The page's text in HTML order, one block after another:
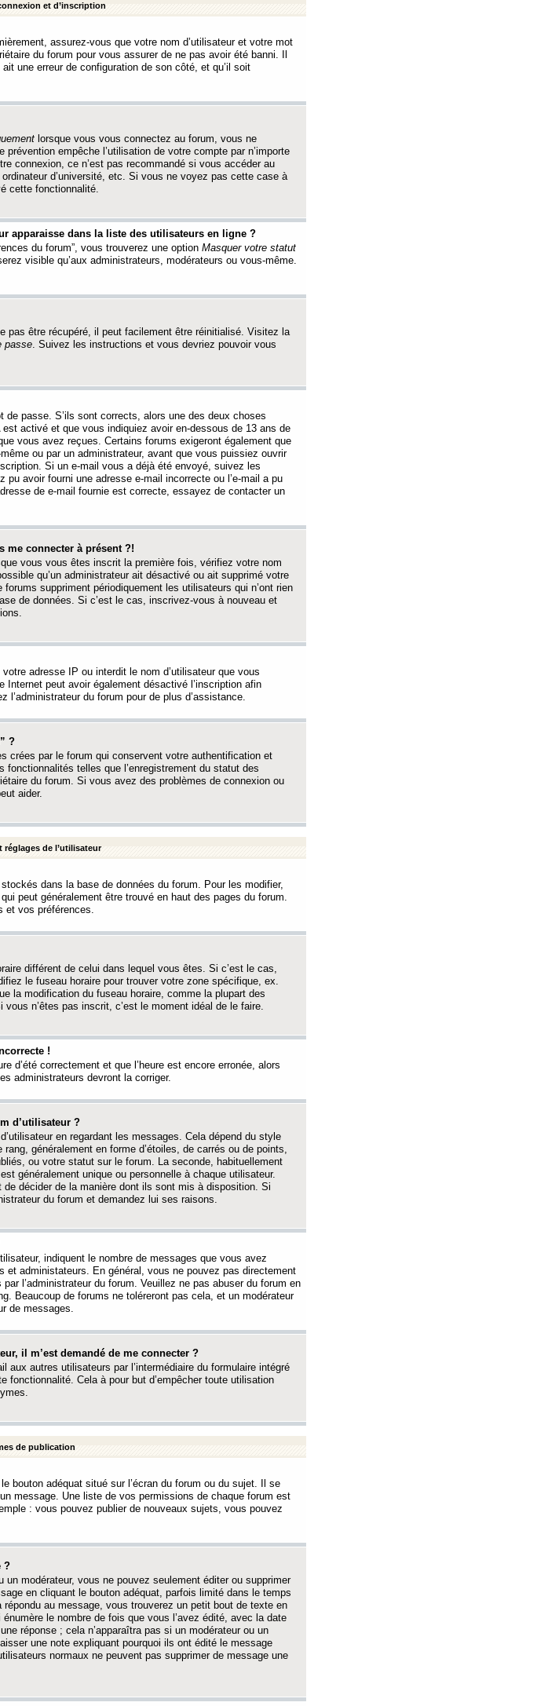
et d’inscription
assurez-vous que votre nom d’utilisateur et votre mot
du forum pour vous assurer de ne pas avoir été banni. Il
une erreur de configuration de son côté, et qu’il soit
lorsque vous vous connectez au forum, vous ne
empêche l’utilisation de votre compte par n’importe
connexion, ce n’est pas recommandé si vous accéder au
d’université, etc. Si vous ne voyez pas cette case à
cette fonctionnalité.
apparaisse dans la liste des utilisateurs en ligne ?
du forum”, vous trouverez une option Masquer votre statut
visible qu’aux administrateurs, modérateurs ou vous-même.
pas être récupéré, il peut facilement être réinitialisé. Visitez la
passe. Suivez les instructions et vous devriez pouvoir vous
de passe. S’ils sont corrects, alors une des deux choses
activé et que vous indiquiez avoir en-dessous de 13 ans de
vous avez reçues. Certains forums exigeront également que
ou par un administrateur, avant que vous puissiez ouvrir
Si un e-mail vous a déjà été envoyé, suivez les
avoir fourni une adresse e-mail incorrecte ou l’e-mail a pu
de e-mail fournie est correcte, essayez de contacter un
me connecter à présent ?!
vous vous êtes inscrit la première fois, vérifiez votre nom
qu’un administrateur ait désactivé ou ait supprimé votre
suppriment périodiquement les utilisateurs qui n’ont rien
de données. Si c’est le cas, inscrivez-vous à nouveau et
adresse IP ou interdit le nom d’utilisateur que vous
peut avoir également désactivé l’inscription afin
l’administrateur du forum pour de plus d’assistance.
?
crées par le forum qui conservent votre authentification et
telles que l’enregistrement du statut des
du forum. Si vous avez des problèmes de connexion ou
aider.
réglages de l’utilisateur
dans la base de données du forum. Pour les modifier,
peut généralement être trouvé en haut des pages du forum.
et vos préférences.
différent de celui dans lequel vous êtes. Si c’est le cas,
le fuseau horaire pour trouver votre zone spécifique, ex.
la modification du fuseau horaire, comme la plupart des
n’êtes pas inscrit, c’est le moment idéal de le faire.
!
d’été correctement et que l’heure est encore erronée, alors
administrateurs devront la corriger.
d’utilisateur ?
en regardant les messages. Cela dépend du style
généralement en forme d’étoiles, de carrés ou de points,
ou votre statut sur le forum. La seconde, habituellement
généralement unique ou personnelle à chaque utilisateur.
de décider de la manière dont ils sont mis à disposition. Si
du forum et demandez lui ses raisons.
indiquent le nombre de messages que vous avez
administateurs. En général, vous ne pouvez pas directement
l’administrateur du forum. Veuillez ne pas abuser du forum en
Beaucoup de forums ne toléreront pas cela, et un modérateur
de messages.
il m’est demandé de me connecter ?
autres utilisateurs par l’intermédiaire du formulaire intégré
fonctionnalité. Cela à pour but d’empêcher toute utilisation
de publication
bouton adéquat situé sur l’écran du forum ou du sujet. Il se
message. Une liste de vos permissions de chaque forum est
: vous pouvez publier de nouveaux sujets, vous pouvez
?
modérateur, vous ne pouvez seulement éditer ou supprimer
en cliquant le bouton adéquat, parfois limité dans le temps
au message, vous trouverez un petit bout de texte en
le nombre de fois que vous l’avez édité, avec la date
réponse ; cela n’apparaîtra pas si un modérateur ou un
une note expliquant pourquoi ils ont édité le message
normaux ne peuvent pas supprimer de message une